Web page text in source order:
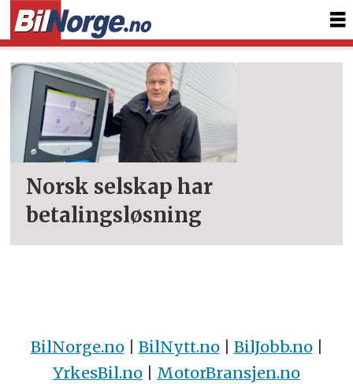
Tag:
ebs
digital
Norsk selskap har
betalingsløsning
BilNorge.no| BilNytt.no| BilJobb.no|
YrkesBil.no | MotorBransjen.no